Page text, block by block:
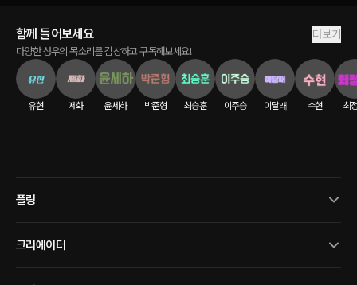
함께 들어보세요 더보기
다양한 성우의 목소리를 감상하고 구독해보세요!
유현 제화 윤세하 박준형 최승훈 이주승 이달래 수현 최
플링
크리에이터